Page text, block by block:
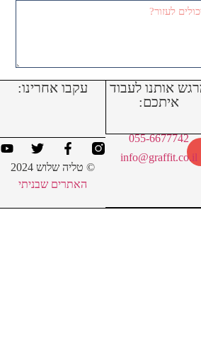
תודה 🙂
אותנו לעבוד
איתכם:
055-6677742
info@graffit.co.il
עקבו אחרינו:
© טליה שלוש 2024
האתרים שבניתי